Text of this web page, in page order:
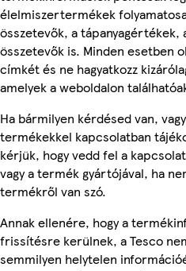
élelmiszertermékek
összetevők, a tápanyagértékek,
összetevők is. Minden esetben
címkét és ne hagyatkozz
amelyek a weboldalon
Ha bármilyen kérdésed van,
termékekkel kapcsolatban
kérjük, hogy vedd fel a
vagy a termék gyártójával, ha
termékről van szó.
Annak ellenére, hogy a
frissítésre kerülnek, a Tesco
semmilyen helytelen